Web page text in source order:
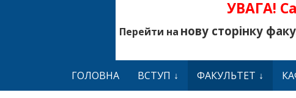
УВАГА!
Перейти на нову сторінку
ГОЛОВНА ВСТУП ФАКУЛЬТЕТ